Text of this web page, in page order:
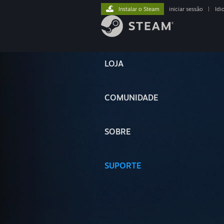
LOJA
COMUNIDADE
SOBRE
SUPORTE
Instalar o Steam iniciar sessão